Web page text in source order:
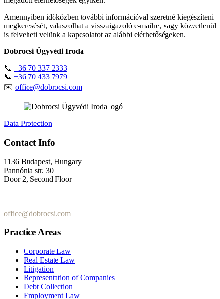
Amennyiben időközben további információval szeretné kiegészíteni
megkeresését, válaszolhat a visszaigazoló e-mailre, vagy közvetlenül
is felveheti velünk a kapcsolatot az alábbi elérhetőségeken.
Dobrocsi Ügyvédi Iroda
📞 +36 70 337 2333
📞 +36 70 433 7979
✉️ office@dobrocsi.com
Data Protection
Contact Info
1136 Budapest, Hungary
Pannónia str. 30
Door 2, Second Floor
office@dobrocsi.com
Practice Areas
Corporate Law
Real Estate Law
Litigation
Representation of Companies
Debt Collection
Employment Law